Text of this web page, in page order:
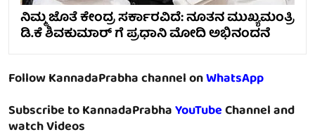
ನಿಮ್ಮ ಜೊತೆ ಕೇಂದ್ರ ಸರ್ಕಾರವಿದೆ: ನೂತನ ಮುಖ್ಯಮಂತ್ರಿ
ಡಿ.ಕೆ ಶಿವಕುಮಾರ್ ಗೆ ಪ್ರಧಾನಿ ಮೋದಿ ಅಭಿನಂದನೆ
Follow KannadaPrabha channel onWhatsApp
Subscribe to KannadaPrabhaYouTubeChannel and
watch Videos